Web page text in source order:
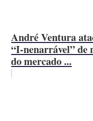
André Ventura
“I-nenarrável”
do mercado ...